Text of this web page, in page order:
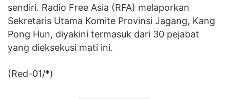
sendiri. Radio Free Asia (RFA) melaporkan
Sekretaris Utama Komite Provinsi Jagang, Kang
Pong Hun, diyakini termasuk dari 30 pejabat
yang dieksekusi mati ini.
(Red-01/*)